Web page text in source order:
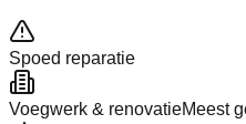
Spoed reparatie
Voegwerk & renovatieMeest